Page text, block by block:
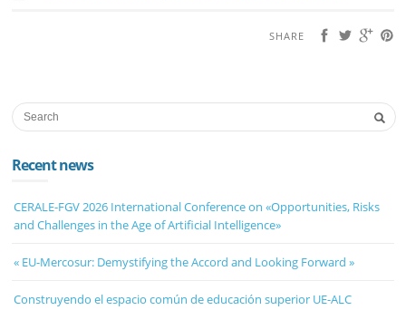
SHARE
Recent news
CERALE-FGV 2026 International Conference on «Opportunities, Risks
and Challenges in the Age of Artificial Intelligence»
« EU-Mercosur: Demystifying the Accord and Looking Forward »
Construyendo el espacio común de educación superior UE-ALC